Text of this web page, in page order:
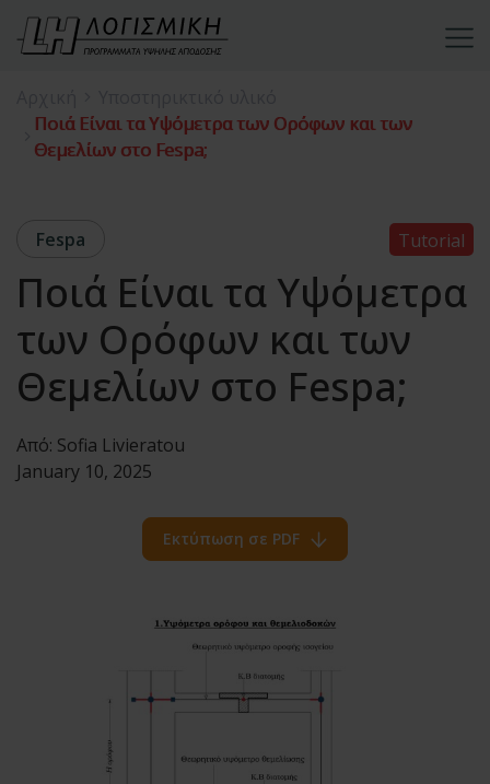
Ποιά Είναι τα Υψόμετρα των Ορόφων και των
Θεμελίων στο Fespa;
Fespa Tutorial
Ποιά Είναι τα Υψόμετρα
των Ορόφων και των
Θεμελίων στο Fespa;
Από: Sofia Livieratou
January 10, 2025
Εκτύπωση σε PDF